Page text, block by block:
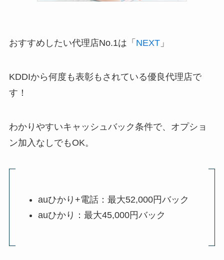
おすすめしたい代理店No.1は「 NEXT」
KDDIから何度も表彰もされている優良代理店で
す！
わかりやすいキャッシュバック条件で、オプショ
ン加入なしでもOK。
auひかり+電話：最大52,000円バック
auひかり：最大45,000円バック